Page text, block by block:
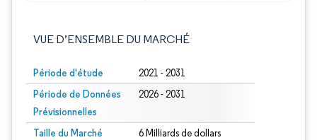
VUE D’ENSEMBLE DU MARCHÉ
Période d'étude 2021 - 2031
Période de Données
Prévisionnelles
2026 - 2031
Taille du Marché
6 Milliards de dollars